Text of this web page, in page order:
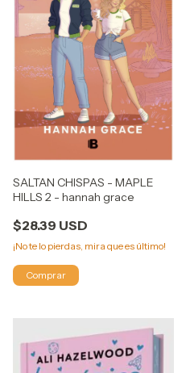
SALTAN CHISPAS - MAPLE
HILLS 2 - hannah grace
$28.39 USD
¡No te lo pierdas, mira que es último!